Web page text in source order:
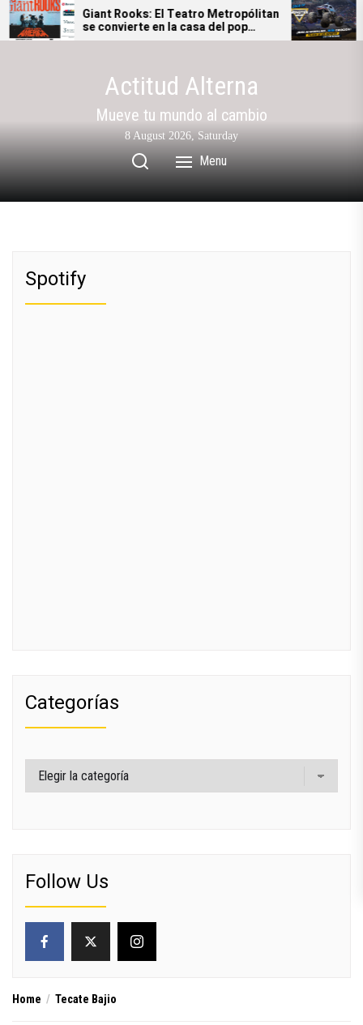
Skip
to
Giant Rooks: El Teatro Metropólitan
se convierte en la casa del pop
alternativo alemán
la
Actitud Alterna
Mueve tu mundo al cambio
8 August 2026, Saturday
Menu
Home Tecate Bajio
Spotify
Categorías
Categorías
Follow Us